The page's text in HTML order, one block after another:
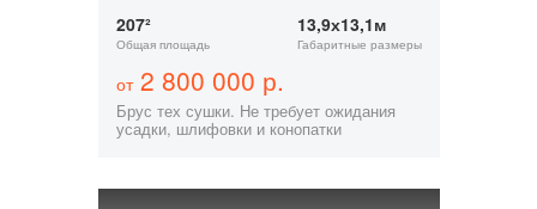
207²
Общая площадь
13,9х13,1м
Габаритные размеры
от2 800 000 р.
Брус тех сушки. Не требует ожидания
усадки, шлифовки и конопатки